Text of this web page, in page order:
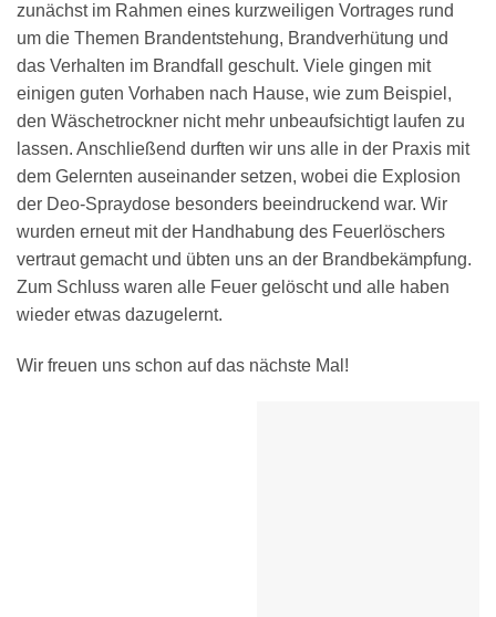
zunächst im Rahmen eines kurzweiligen Vortrages rund
um die Themen Brandentstehung, Brandverhütung und
das Verhalten im Brandfall geschult. Viele gingen mit
einigen guten Vorhaben nach Hause, wie zum Beispiel,
den Wäschetrockner nicht mehr unbeaufsichtigt laufen zu
lassen. Anschließend durften wir uns alle in der Praxis mit
dem Gelernten auseinander setzen, wobei die Explosion
der Deo-Spraydose besonders beeindruckend war. Wir
wurden erneut mit der Handhabung des Feuerlöschers
vertraut gemacht und übten uns an der Brandbekämpfung.
Zum Schluss waren alle Feuer gelöscht und alle haben
wieder etwas dazugelernt.
Wir freuen uns schon auf das nächste Mal!